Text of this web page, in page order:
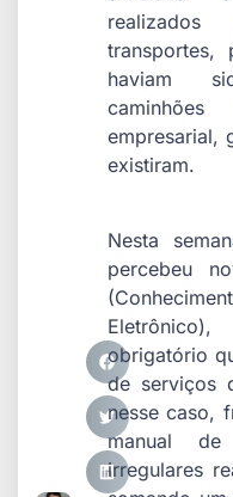
transportes,
haviam
empresarial,
existiram.
Nesta
percebeu
obrigatório
de serviços
nesse caso,
manual de
irregulares